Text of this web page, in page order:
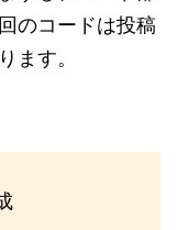
のコードは投稿
ます。